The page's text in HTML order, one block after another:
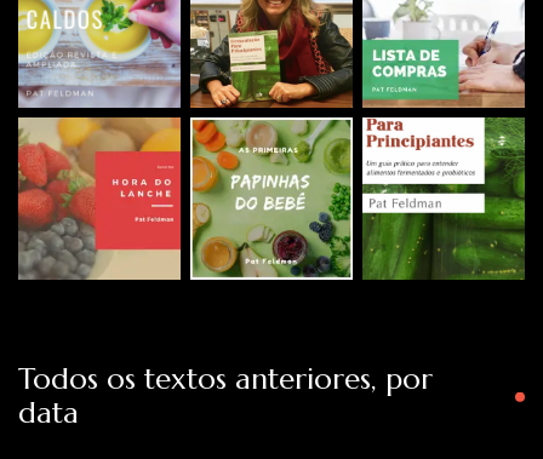
Todos os textos anteriores, por
data